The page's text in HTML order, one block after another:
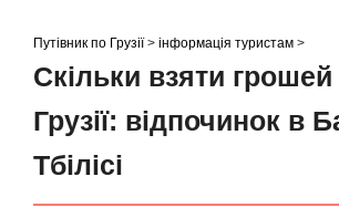
Путівник по Грузії> інформація туристам >
Скільки взяти
Грузії: відпочинок в
Тбілісі